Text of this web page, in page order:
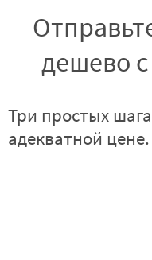
дешево
Три простых
адекватной цене.